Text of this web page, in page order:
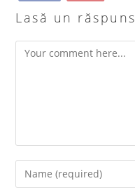
Lasă un răspuns
Comment
Enter
your